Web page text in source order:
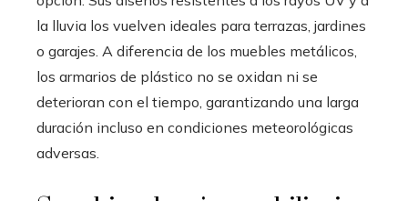
la lluvia los vuelven ideales para terrazas, jardines
o garajes. A diferencia de los muebles metálicos,
los armarios de plástico no se oxidan ni se
deterioran con el tiempo, garantizando una larga
duración incluso en condiciones meteorológicas
adversas.